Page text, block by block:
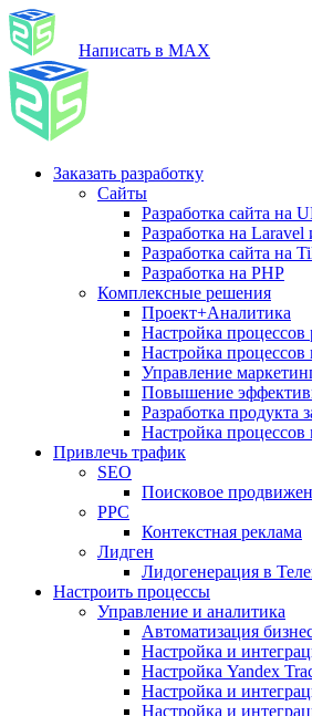
Написать в MAX
Заказать разработку
Сайты
Разработка сайта на
Разработка на Laravel
Разработка сайта на
Разработка на PHP
Комплексные решения
Проект+Аналитика
Настройка процессов
Настройка процессов
Управление
Повышение
Разработка продукта
Настройка процессов
Привлечь трафик
SEO
Поисковое
PPC
Контекстная реклама
Лидген
Лидогенерация в
Настроить процессы
Управление и аналитика
Автоматизация
Настройка и
Настройка Yandex
Настройка и
Настройка и